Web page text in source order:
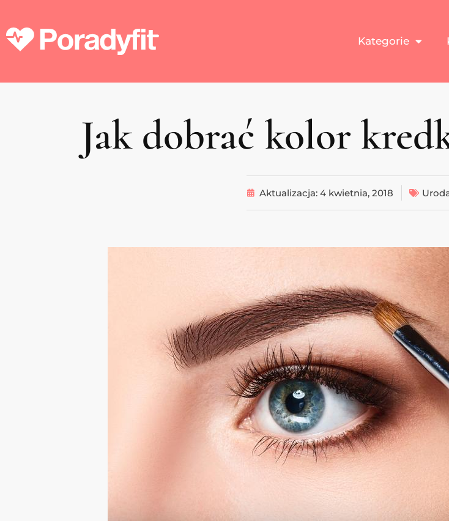
Kategorie
Jak dobrać kolor
Aktualizacja: 4 kwietnia, 2018